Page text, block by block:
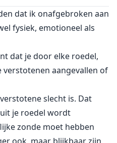
dat ik onafgebroken aan
fysiek, emotioneel als
dat je door elke roedel,
aangevallen of
slecht is. Dat
je roedel wordt
zonde moet hebben